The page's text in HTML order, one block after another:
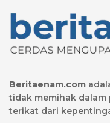
Beritaenam.com
tidak memihak
terikat dari